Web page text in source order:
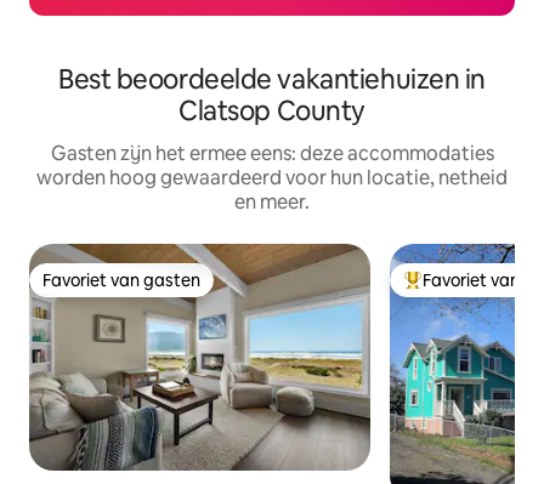
Best beoordeelde vakantiehuizen in
Clatsop County
Gasten zijn het ermee eens: deze accommodaties
worden hoog gewaardeerd voor hun locatie, netheid
en meer.
Favoriet van gasten
Favoriet van gasten Topfavoriet van
Favoriet van